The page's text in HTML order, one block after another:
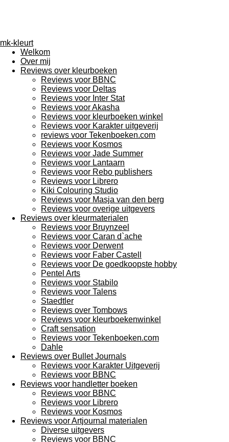
mk-kleurt
Welkom
Over mij
Reviews over kleurboeken
Reviews voor BBNC
Reviews voor Deltas
Reviews voor Inter Stat
Reviews voor Akasha
Reviews voor kleurboeken winkel
Reviews voor Karakter uitgeverij
reviews voor Tekenboeken.com
Reviews voor Kosmos
Reviews voor Jade Summer
Reviews voor Lantaarn
Reviews voor Rebo publishers
Reviews voor Librero
Kiki Colouring Studio
Reviews voor Masja van den berg
Reviews voor overige uitgevers
Reviews over kleurmaterialen
Reviews voor Bruynzeel
Reviews voor Caran d`ache
Reviews voor Derwent
Reviews voor Faber Castell
Reviews voor De goedkoopste hobby
Pentel Arts
Reviews voor Stabilo
Reviews voor Talens
Staedtler
Reviews over Tombows
Reviews voor kleurboekenwinkel
Craft sensation
Reviews voor Tekenboeken.com
Dahle
Reviews over Bullet Journals
Reviews voor Karakter Uitgeverij
Reviews voor BBNC
Reviews voor handletter boeken
Reviews voor BBNC
Reviews voor Librero
Reviews voor Kosmos
Reviews voor Artjournal materialen
Diverse uitgevers
Reviews voor BBNC